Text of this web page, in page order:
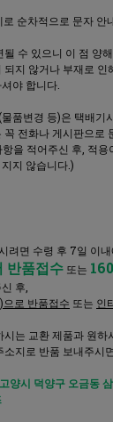
순차적으로 문자 안
수 있으니 이 점 양
되지 않거나 부재로
야 합니다.
품변경 등)은 택배기
전화나 게시판으로
을 적어주신 후, 적용
지 않습니다.)
려면 수령 후 7일 이내
반품접수 또는
후,
로 반품접수 또는 인
는 교환 제품과 원하
지로 반품 보내주시
양시 덕양구 오금동